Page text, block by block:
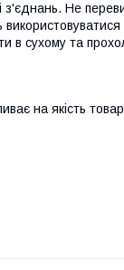
з'єднань. Не
в сухому та
на якість